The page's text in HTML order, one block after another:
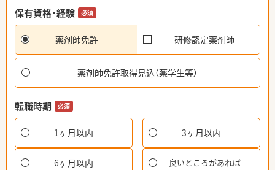
保有資格・経験
必須
薬剤師免許 研修認定薬剤師
薬剤師免許取得見込（薬学生等）
転職時期 必須
1ヶ月以内 3ヶ月以内
6ヶ月以内 良いところがあれば